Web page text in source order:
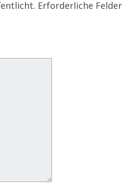
Erforderliche Felder